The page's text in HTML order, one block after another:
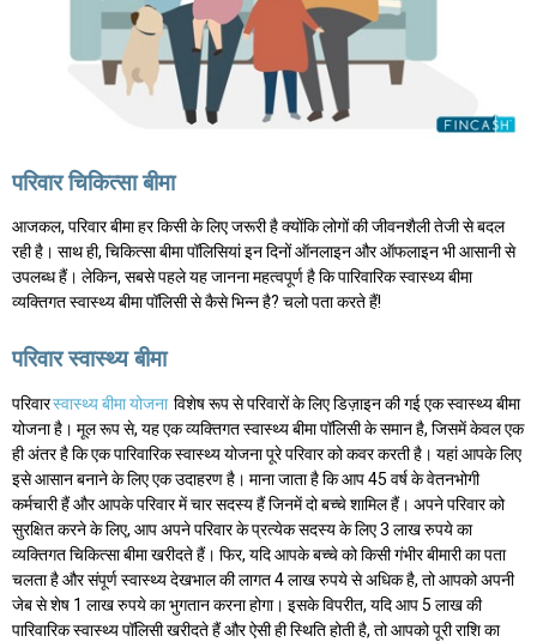
परिवार चिकित्सा बीमा
आजकल, परिवार बीमा हर किसी के लिए जरूरी है क्योंकि लोगों की जीवनशैली तेजी से बदल
रही है। साथ ही, चिकित्सा बीमा पॉलिसियां इन दिनों ऑनलाइन और ऑफलाइन भी आसानी से
उपलब्ध हैं। लेकिन, सबसे पहले यह जानना महत्वपूर्ण है कि पारिवारिक स्वास्थ्य बीमा
व्यक्तिगत स्वास्थ्य बीमा पॉलिसी से कैसे भिन्न है? चलो पता करते हैं!
परिवार स्वास्थ्य बीमा
परिवारस्वास्थ्य बीमा योजना विशेष रूप से परिवारों के लिए डिज़ाइन की गई एक स्वास्थ्य बीमा
योजना है। मूल रूप से, यह एक व्यक्तिगत स्वास्थ्य बीमा पॉलिसी के समान है, जिसमें केवल एक
ही अंतर है कि एक पारिवारिक स्वास्थ्य योजना पूरे परिवार को कवर करती है। यहां आपके लिए
इसे आसान बनाने के लिए एक उदाहरण है। माना जाता है कि आप 45 वर्ष के वेतनभोगी
कर्मचारी हैं और आपके परिवार में चार सदस्य हैं जिनमें दो बच्चे शामिल हैं। अपने परिवार को
सुरक्षित करने के लिए, आप अपने परिवार के प्रत्येक सदस्य के लिए 3 लाख रुपये का
व्यक्तिगत चिकित्सा बीमा खरीदते हैं। फिर, यदि आपके बच्चे को किसी गंभीर बीमारी का पता
चलता है और संपूर्ण स्वास्थ्य देखभाल की लागत 4 लाख रुपये से अधिक है, तो आपको अपनी
जेब से शेष 1 लाख रुपये का भुगतान करना होगा। इसके विपरीत, यदि आप 5 लाख की
पारिवारिक स्वास्थ्य पॉलिसी खरीदते हैं और ऐसी ही स्थिति होती है, तो आपको पूरी राशि का